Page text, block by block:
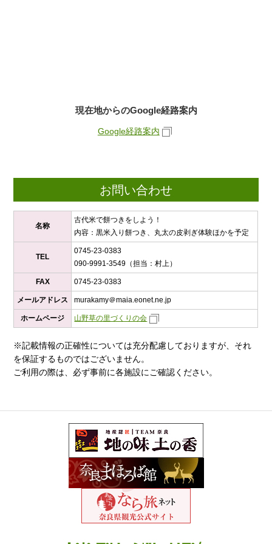
現在地からのGoogle経路案内
Google経路案内
お問い合わせ
名称
古代米で餅つきをしよう！
内容：黒米入り餅つき、丸太の皮剥ぎ体験ほかを予定
TEL
0745-23-0383
090-9991-3549（担当：村上）
FAX 0745-23-0383
メールアドレス murakamy＠maia.eonet.ne.jp
ホームページ 山野草の里づくりの会
※記載情報の正確性については充分配慮しておりますが、それ
を保証するものではございません。
ご利用の際は、必ず事前に各施設にご確認ください。